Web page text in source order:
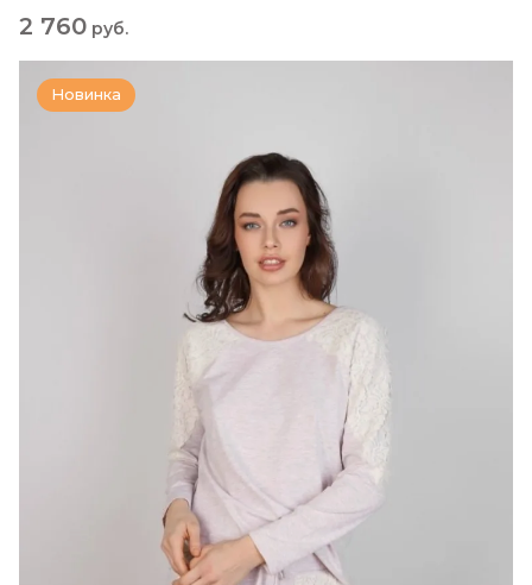
2 760 руб.
Новинка